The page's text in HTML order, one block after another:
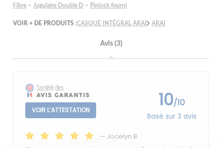
Fibre - Jugulaire Double D - Pinlock fourni
VOIR + DE PRODUITS :CASQUE INTÉGRAL ARAI ARAI
Avis (3)
VOIR L’ATTESTATION 10/10
Basé sur 3 avis
— Jocelyn B.